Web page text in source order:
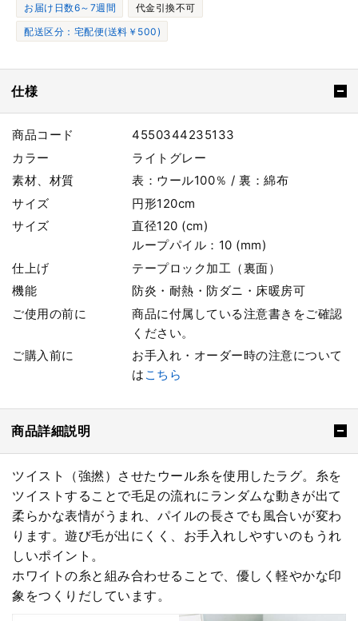
お届け日数6～7週間
代金引換不可
配送区分：宅配便(送料￥500)
仕様
商品コード
4550344235133
カラー
ライトグレー
素材、材質
表：ウール100％ / 裏：綿布
サイズ
円形120cm
サイズ
直径120 (cm)
ループパイル：10 (mm)
仕上げ
テープロック加工（裏面）
機能
防炎・耐熱・防ダニ・床暖房可
ご使用の前に
商品に付属している注意書きをご確認
ください。
ご購入前に
お手入れ・オーダー時の注意について
は こちら
商品詳細説明
ツイスト（強撚）させたウール糸を使用したラグ。糸を
ツイストすることで毛足の流れにランダムな動きが出て
柔らかな表情がうまれ、パイルの長さでも風合いが変わ
ります。遊び毛が出にくく、お手入れしやすいのもうれ
しいポイント。
ホワイトの糸と組み合わせることで、優しく軽やかな印
象をつくりだしています。